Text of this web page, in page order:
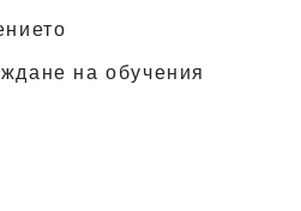
на обучения